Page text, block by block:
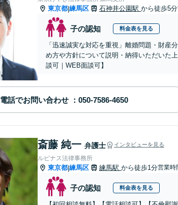
東京都|練馬区 石神井公園駅 から徒歩5分
子の認知 料金表を見る
「迅速誠実な対応を重視」離婚問題・財産
め方や方針について説明・納得いただいた
談可｜WEB面談可】
電話でお問い合わせ
斎藤 純一 弁護士 インタビューを見る
ルピナス法律事務所
東京都|練馬区 練馬駅 から徒歩1分営業時
子の認知 料金表を見る